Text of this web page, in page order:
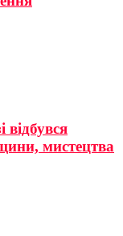
відбувся
мистецтва